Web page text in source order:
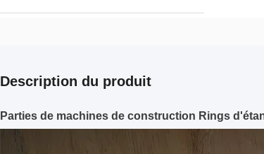
Description du produit
Parties de machines de construction Rings